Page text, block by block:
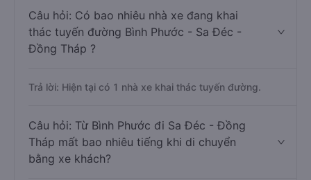
Câu hỏi: Có bao nhiêu nhà xe đang khai
thác tuyến đường Bình Phước - Sa Đéc -
Đồng Tháp ?
Trả lời: Hiện tại có 1 nhà xe khai thác tuyến đường.
Câu hỏi: Từ Bình Phước đi Sa Đéc - Đồng
Tháp mất bao nhiêu tiếng khi di chuyển
bằng xe khách?